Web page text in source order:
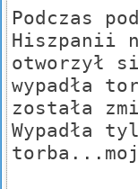
Podczas
Hiszpanii
otworzył
wypadła
została
Wypadła